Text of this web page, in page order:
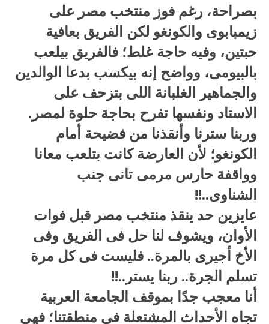
بصراحة، رغم فوز منتخب مصر على
زيمبابوى والكونغو لكن الفريق بعافية
حبتين، وفيه حاجة غلط؛ فالفريق بيلعب
بالبيومى، وواضح إنه بيكسب بدعا الوالدين
والجماهير الغلبانة اللى بتزحف على
الاستاد ونفسها تفرح بحاجة حلوة لمصر.
وربنا سترنا وأنقذنا من فضيحة أمام
الكونغو؛ لأن العارضة كانت بتلعب معانا
وواقفة حارس مرمى تانى جنب
الشناوى..!!
عايزين حد ينقذ منتخب مصر قبل فوات
الأوان، ويشوف لنا حل فى الفريق وفى
الأخ أجيرى بالمرة.. فليست فى كل مرة
تسلم الجرة.. ربنا يستر..!!
أنا معجب جدًا بموقف الجامعة العربية
تجاه الأحداث المشتعلة فى منطقتنا؛ فهى